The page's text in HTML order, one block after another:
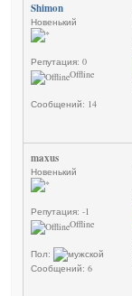
Shimon
Новенький
Репутация: 0
Offline
Сообщений: 14
maxus
Новенький
Репутация: -1
Offline
Пол:
Сообщений: 6